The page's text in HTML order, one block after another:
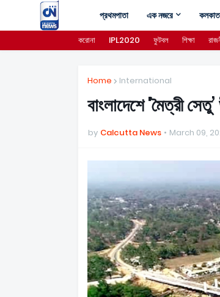
প্রথমপাতা এক নজরে
করোনা IPL2020 ফুটবল শিক্ষা
Home International
বাংলাদেশে 'মৈত্রী
by Calcutta News March 09,